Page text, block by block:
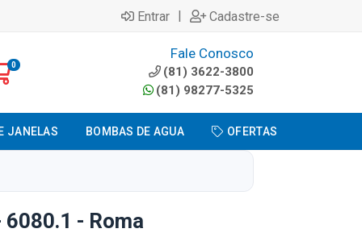
Entrar | Cadastre-se
0
Fale Conosco
(81) 3622-3800
(81) 98277-5325
JANELAS BOMBAS DE AGUA OFERTAS
6080.1 - Roma